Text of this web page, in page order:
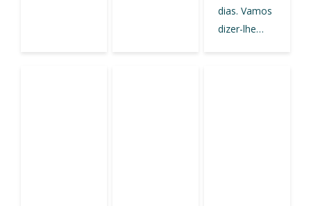
dias. Vamos
dizer-lhe…